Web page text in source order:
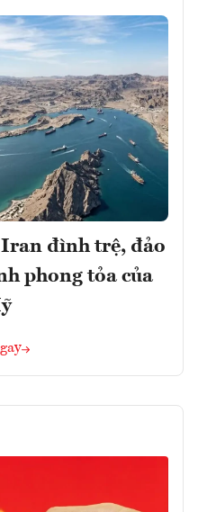
đình trệ, đảo
phong tỏa của